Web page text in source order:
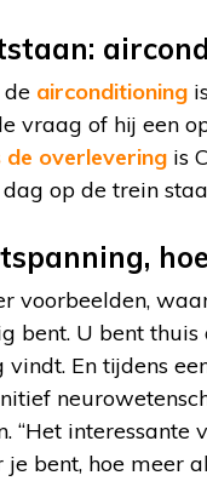
airconditioning
vraag of hij een
de overlevering is
op de trein
voorbeelden,
bent. U bent
vindt. En tijdens
“Het interessante
je bent, hoe meer